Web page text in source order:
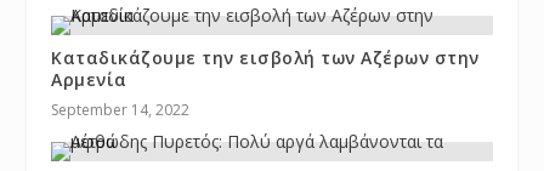
Καταδικάζουμε την εισβολή των Αζέρων στην
Αρμενία
September 14, 2022